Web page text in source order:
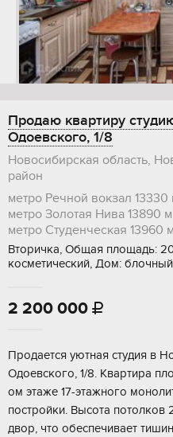
Продаю квартиру
Одоевского, 1/8
Новосибирская область,
район
метро Речной вокзал 13330
метро Золотая Нива 13890 м
метро Студенческая 13960 м
Вторичка, Общая площадь:
косметический, Дом: блочный
2 200 000 
Продaeтся уютная студия в
Одoевcкого, 1/8. Квартира
ом этаже 17-этажного
постройки. Высота потолков
двор, что обеспечивает